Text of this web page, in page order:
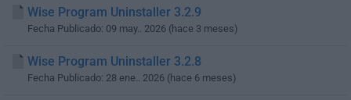
Wise Program Uninstaller 3.2.9
Fecha Publicado: 09 may.. 2026 (hace 3 meses)
Wise Program Uninstaller 3.2.8
Fecha Publicado: 28 ene.. 2026 (hace 6 meses)